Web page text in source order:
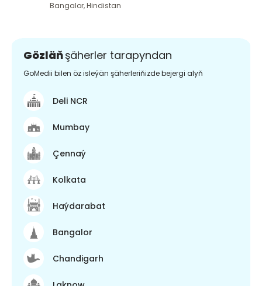
Bangalor,Hindistan
Gözläňşäherler tarapyndan
GoMedii bilen öz isleýän şäherleriňizde bejergi alyň
Deli NCR
Mumbay
Çennaý
Kolkata
Haýdarabat
Bangalor
Chandigarh